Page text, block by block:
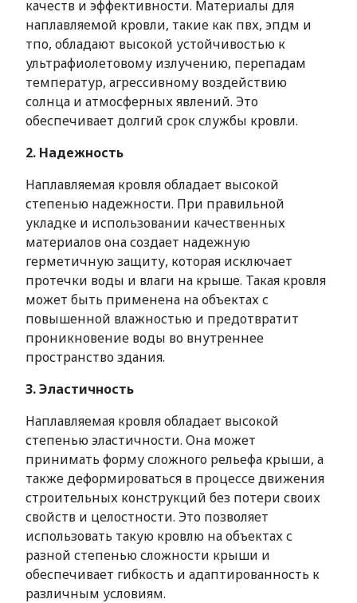
качеств и эффективности. Материалы для
наплавляемой кровли, такие как пвх, эпдм и
тпо, обладают высокой устойчивостью к
ультрафиолетовому излучению, перепадам
температур, агрессивному воздействию
солнца и атмосферных явлений. Это
обеспечивает долгий срок службы кровли.
2. Надежность
Наплавляемая кровля обладает высокой
степенью надежности. При правильной
укладке и использовании качественных
материалов она создает надежную
герметичную защиту, которая исключает
протечки воды и влаги на крыше. Такая кровля
может быть применена на объектах с
повышенной влажностью и предотвратит
проникновение воды во внутреннее
пространство здания.
3. Эластичность
Наплавляемая кровля обладает высокой
степенью эластичности. Она может
принимать форму сложного рельефа крыши, а
также деформироваться в процессе движения
строительных конструкций без потери своих
свойств и целостности. Это позволяет
использовать такую кровлю на объектах с
разной степенью сложности крыши и
обеспечивает гибкость и адаптированность к
различным условиям.